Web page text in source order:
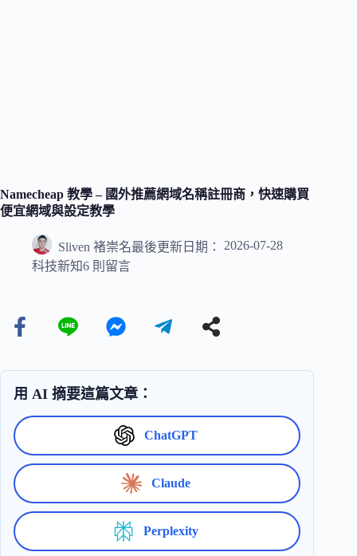
Namecheap 教學 – 國外推薦網域名稱註冊商，快速購買
便宜網域與設定教學
Sliven 褚崇名最後更新日期：
2026-07-28
科技新知6 則留言
用 AI 摘要這篇文章：
ChatGPT
Claude
Perplexity